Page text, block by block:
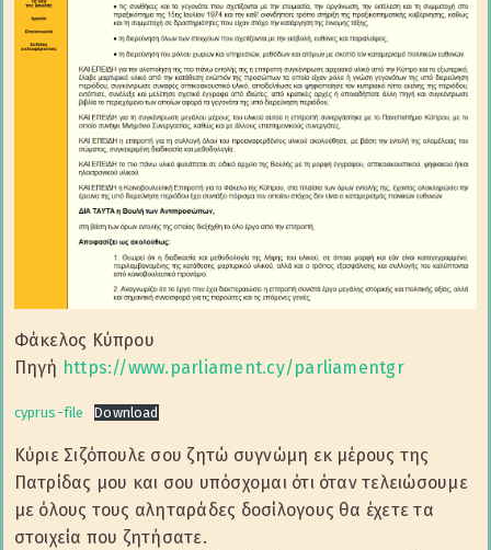
Φάκελος Κύπρου
Πηγή https://www.parliament.cy/parliamentgr
cyprus-file Download
Κύριε Σιζόπουλε σου ζητώ συγνώμη εκ μέρους της
Πατρίδας μου και σου υπόσχομαι ότι όταν τελειώσουμε
με όλους τους αληταράδες δοσίλογους θα έχετε τα
στοιχεία που ζητήσατε.